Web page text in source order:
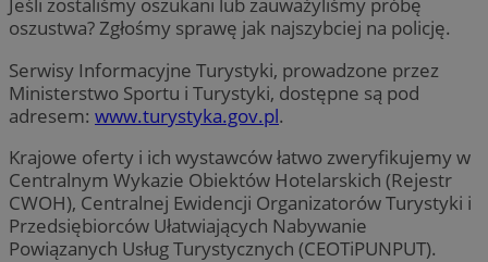
Jeśli zostaliśmy oszukani lub zauważyliśmy próbę
oszustwa? Zgłośmy sprawę jak najszybciej na policję.
Serwisy Informacyjne Turystyki, prowadzone przez
Ministerstwo Sportu i Turystyki, dostępne są pod
adresem: www.turystyka.gov.pl.
Krajowe oferty i ich wystawców łatwo zweryfikujemy w
Centralnym Wykazie Obiektów Hotelarskich (Rejestr
CWOH), Centralnej Ewidencji Organizatorów Turystyki i
Przedsiębiorców Ułatwiających Nabywanie
Powiązanych Usług Turystycznych (CEOTiPUNPUT).